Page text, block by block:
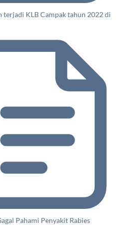
terjadi KLB Campak tahun 2022 di
Pahami Penyakit Rabies